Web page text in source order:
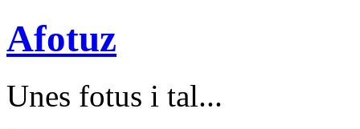
Afotuz
Unes fotus i tal...